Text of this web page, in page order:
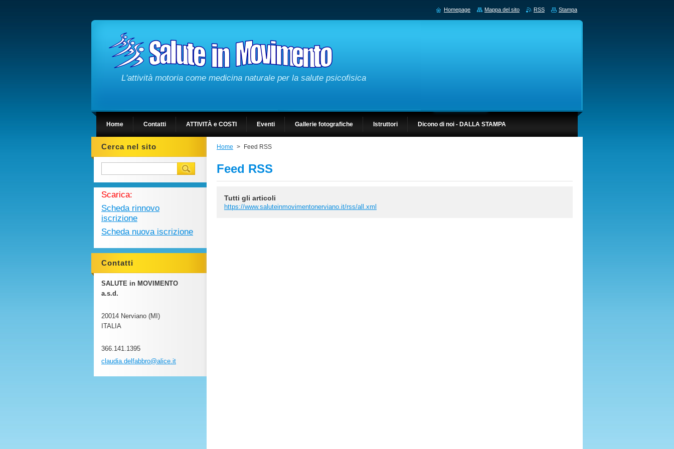
L'attività motoria come medicina naturale per la salute psicofisica
Home Contatti ATTIVITÀ e COSTI Eventi Gallerie fotografiche Istruttori Dicono di noi - DALLA STAMPA
Home > Feed RSS
Feed RSS
Tutti gli articoli
https://www.saluteinmovimentonerviano.it/rss/all.xml
Cerca nel sito
Scarica:
Scheda rinnovo
iscrizione
Scheda nuova iscrizione
Contatti
SALUTE in MOVIMENTO
a.s.d.
20014 Nerviano (MI)
ITALIA
366.141.1395
claudia.delfabbro@alice.it
Homepage Mappa del sito RSS Stampa